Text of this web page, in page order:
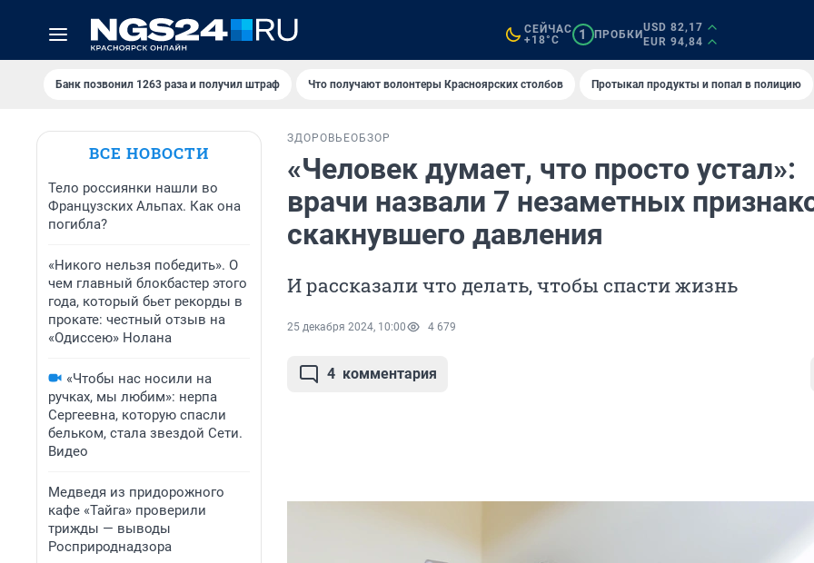
СЕЙЧАС
+18°C
1 ПРОБКИ
USD 82,17
EUR 94,84
Банк позвонил 1263 раза и получил штраф Что получают волонтеры Красноярских столбов Протыкал продукты и попал в полицию
ВСЕ НОВОСТИ
Тело россиянки нашли во
Французских Альпах. Как она
погибла?
«Никого нельзя победить». О
чем главный блокбастер этого
года, который бьет рекорды в
прокате: честный отзыв на
«Одиссею» Нолана
«Чтобы нас носили на
ручках, мы любим»: нерпа
Сергеевна, которую спасли
бельком, стала звездой Сети.
Видео
Медведя из придорожного
кафе «Тайга» проверили
трижды — выводы
Росприроднадзора
ЗДОРОВЬЕОБЗОР
«Человек думает, что просто устал»:
врачи назвали 7 незаметных
скакнувшего давления
И рассказали что делать, чтобы спасти жизнь
25 декабря 2024, 10:00 4 679
4 комментария